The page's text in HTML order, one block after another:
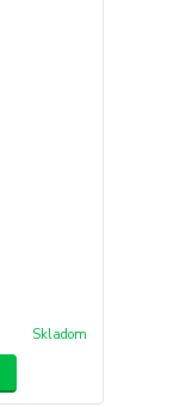
Skladom